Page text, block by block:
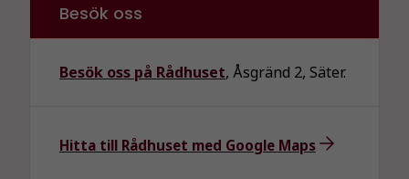
Besök oss
Besök oss på Rådhuset, Åsgränd 2, Säter.
Hitta till Rådhuset med Google Maps